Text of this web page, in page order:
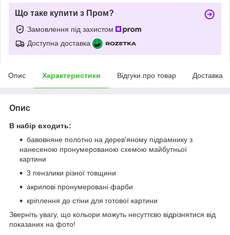
Що таке купити з Пром?
Замовлення під захистом
Доступна доставка
Опис Характеристики Відгуки про товар Доставка
Опис
В набір входить:
бавовняне полотно на дерев'яному підрамнику з
нанесеною пронумерованою схемою майбутньої
картини
3 пензлики різної товщини
акрилові пронумеровані фарби
кріплення до стіни для готової картини
Зверніть увагу, що кольори можуть несуттєво відрізнятися від
показаних на фото!